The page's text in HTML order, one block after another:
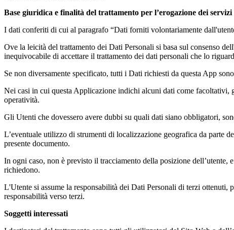
Base giuridica e finalità del trattamento per l’erogazione dei
I dati conferiti di cui al paragrafo “Dati forniti volontariamente
Ove la leicità del trattamento dei Dati Personali si basa sul consenso
inequivocabile di accettare il trattamento dei dati personali che lo
Se non diversamente specificato, tutti i Dati richiesti da questa App
Nei casi in cui questa Applicazione indichi alcuni dati come facoltativi,
operatività.
Gli Utenti che dovessero avere dubbi su quali dati siano obbligatori,
L’eventuale utilizzo di strumenti di localizzazione geografica da parte
presente documento.
In ogni caso, non è previsto il tracciamento della posizione
richiedono.
L'Utente si assume la responsabilità dei Dati Personali di terzi
responsabilità verso terzi.
Soggetti interessati